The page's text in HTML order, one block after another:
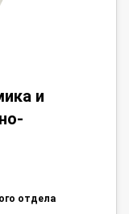
и
отдела